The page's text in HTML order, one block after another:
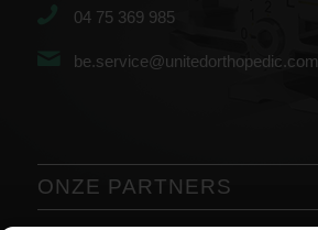
04 75 369 985
be.service@unitedorthopedic.com
ONZE PARTNERS